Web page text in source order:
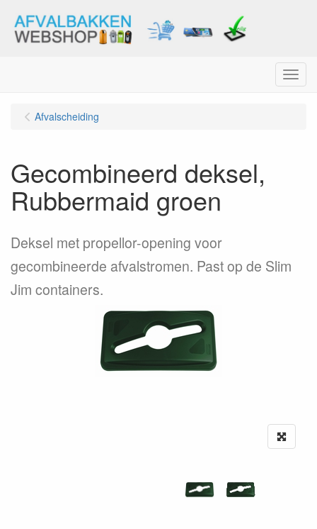
Menu
Afvalscheiding
Gecombineerd deksel,
Rubbermaid groen
Deksel met propellor-opening voor
gecombineerde afvalstromen. Past op de Slim
Jim containers.